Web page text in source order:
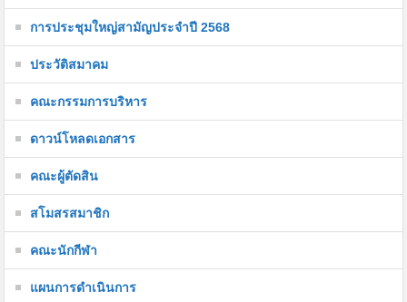
การประชุมใหญ่สามัญประจำปี 2568
ประวัติสมาคม
คณะกรรมการบริหาร
ดาวน์โหลดเอกสาร
คณะผู้ตัดสิน
สโมสรสมาชิก
คณะนักกีฬา
แผนการดำเนินการ